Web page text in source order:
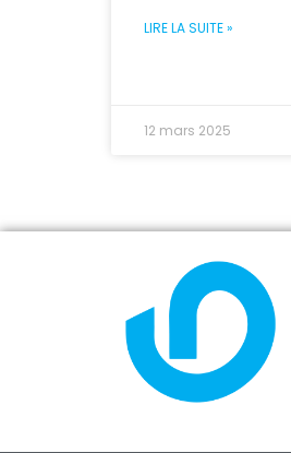
LIRE LA SUITE »
12 mars 2025